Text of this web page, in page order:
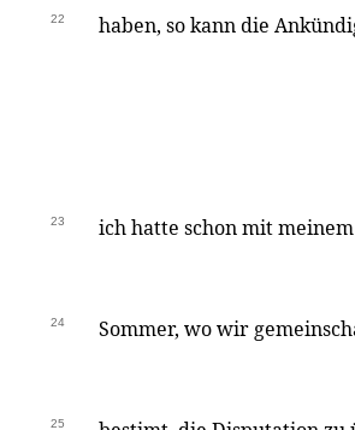
22 haben, so kann die
23 ich hatte schon mit
24 Sommer, wo wir
25